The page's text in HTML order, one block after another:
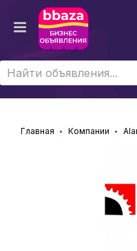
Главная Компании